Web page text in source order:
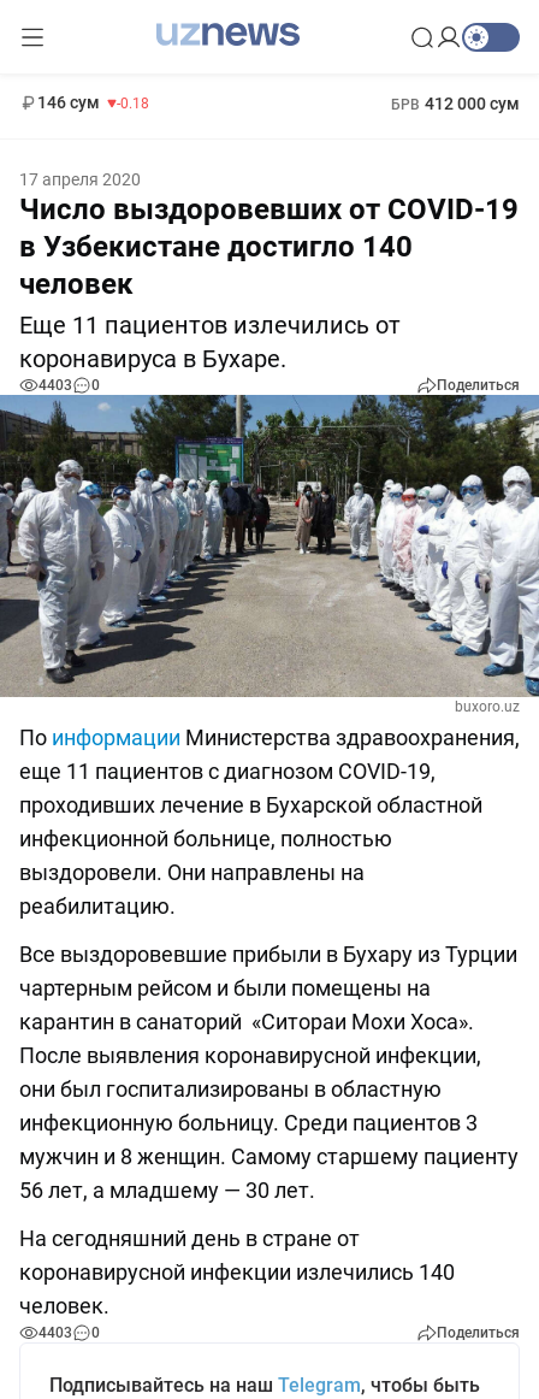
146 сум -0.18 БРВ 412 000 сум
17 апреля 2020
Число выздоровевших от COVID-19
в Узбекистане достигло 140
человек
Еще 11 пациентов излечились от
коронавируса в Бухаре.
4403 0 Поделиться
buxoro.uz
По информации Министерства здравоохранения,
еще 11 пациентов с диагнозом COVID-19,
проходивших лечение в Бухарской областной
инфекционной больнице, полностью
выздоровели. Они направлены на
реабилитацию.
Все выздоровевшие прибыли в Бухару из Турции
чартерным рейсом и были помещены на
карантин в санаторий «Ситораи Мохи Хоса».
После выявления коронавирусной инфекции,
они был госпитализированы в областную
инфекционную больницу. Среди пациентов 3
мужчин и 8 женщин. Самому старшему пациенту
56 лет, а младшему — 30 лет.
На сегодняшний день в стране от
коронавирусной инфекции излечились 140
человек.
4403 0 Поделиться
Подписывайтесь на наш Telegram, чтобы быть